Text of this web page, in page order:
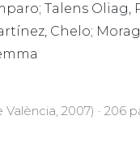
Talens Oliag,
Chelo;
2007) · 206